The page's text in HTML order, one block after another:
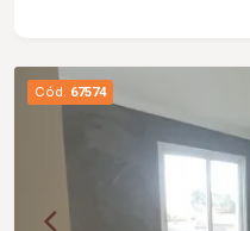
Cód. 67574